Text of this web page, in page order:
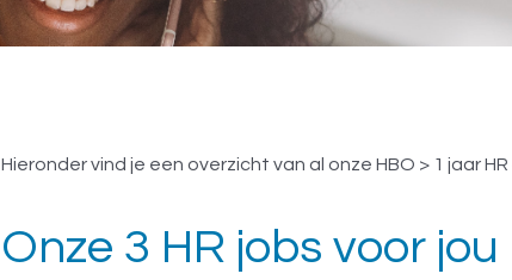
Vacatures HBO > 1 jaar
Hieronder vind je een overzicht van al onze HBO > 1 jaar
Onze 3 HR jobs voor jou